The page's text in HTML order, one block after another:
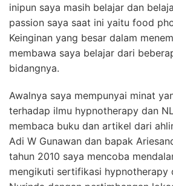
inipun saya masih belajar dan
passion saya saat ini yaitu food
Keinginan yang besar dalam
membawa saya belajar dari
bidangnya.
Awalnya saya mempunyai minat
terhadap ilmu hypnotherapy dan
membaca buku dan artikel dari
Adi W Gunawan dan bapak
tahun 2010 saya mencoba
mengikuti sertifikasi hypnotherapy